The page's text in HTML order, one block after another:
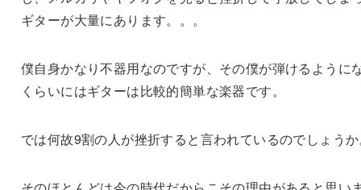
ギターが大量にあります。。。
僕自身かなり不器用なのですが、その僕が弾けるように
くらいにはギターは比較的簡単な楽器です。
では何故9割の人が挫折すると言われているのでしょう